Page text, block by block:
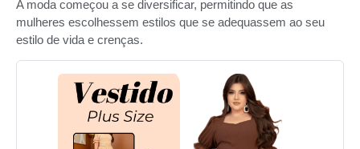
A moda começou a se diversificar, permitindo que as
mulheres escolhessem estilos que se adequassem ao seu
estilo de vida e crenças.